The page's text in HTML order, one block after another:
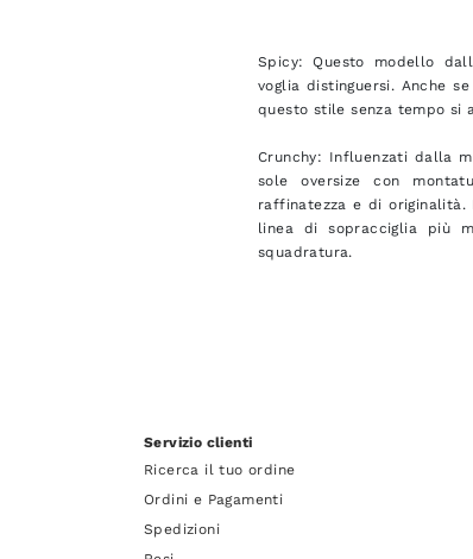
Spicy: Questo modello
voglia distinguersi. Anche
questo stile senza tempo si
Crunchy: Influenzati dalla
sole oversize con
raffinatezza e di originalità.
linea di sopracciglia più
squadratura.
Servizio clienti
Ricerca il tuo ordine
Ordini e Pagamenti
Spedizioni